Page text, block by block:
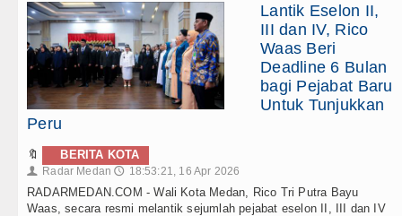
Lantik Eselon II,
III dan IV, Rico
Waas Beri
Deadline 6 Bulan
bagi Pejabat Baru
Untuk Tunjukkan
Peru
🔖 BERITA KOTA
👤 Radar Medan 🕔 18:53:21, 16 Apr 2026
RADARMEDAN.COM - Wali Kota Medan, Rico Tri Putra Bayu
Waas, secara resmi melantik sejumlah pejabat eselon II, III dan IV